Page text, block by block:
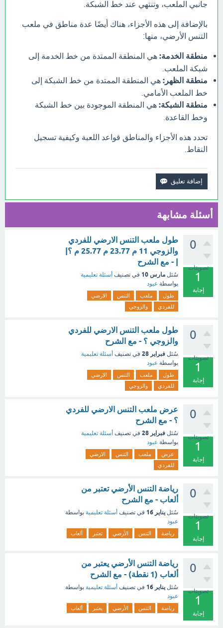
جانبي الملعب، وتنتهي عند خط الشبكة.
بالإضافة إلى هذه الأجزاء، هناك أيضًا عدة مناطق في ملعب
التنس الأرضي، منها:
منطقة الخدمة: هي المنطقة الممتدة من خط الخدمة إلى
شبكة الملعب.
منطقة الظهر: هي المنطقة الممتدة من خط الشبكة إلى
خط الملعب الأمامي.
منطقة الشبكة: هي المنطقة الموجودة بين خط الشبكة
وخط القاعدة.
تحدد هذه الأجزاء والمناطق قواعد اللعبة وكيفية تسجيل
النقاط.
أسئلة مشابهة
0
تصويتات
1
إجابة
طول ملعب التنس الارضي للفردي
والزوجي 11 م 23.77 م 25.77 م ؟|
| - مع الشرح
سُئل مارس 10 في تصنيف أسئلة تعليمية
بواسطة عبود
طول ملعب التنس
الارضي
للفردي
والزوجي
0
تصويتات
1
إجابة
طول ملعب التنس الارضي للفردي
والزوجي ؟ - مع الشرح
سُئل فبراير 28 في تصنيف أسئلة تعليمية
بواسطة عبود
طول ملعب التنس
الارضي
للفردي
والزوجي
0
تصويتات
1
إجابة
عرض ملعب التنس الارضي للفردي
؟ - مع الشرح
سُئل فبراير 28 في تصنيف أسئلة تعليمية
بواسطة عبود
عرض ملعب التنس
الارضي
للفردي
0
تصويتات
1
إجابة
رياضة التنس الأرضي تعتبر من
ألعاب - مع الشرح
سُئل يناير 16 في تصنيف أسئلة تعليمية بواسطة
عبود
رياضة التنس الأرضي تعتبر ألعاب
0
تصويتات
1
إجابة
رياضة التنس الأرضي يعتبر من
ألعاب (1 نقطة) - مع الشرح
سُئل يناير 16 في تصنيف أسئلة تعليمية بواسطة
عبود
رياضة التنس الأرضي يعتبر ألعاب